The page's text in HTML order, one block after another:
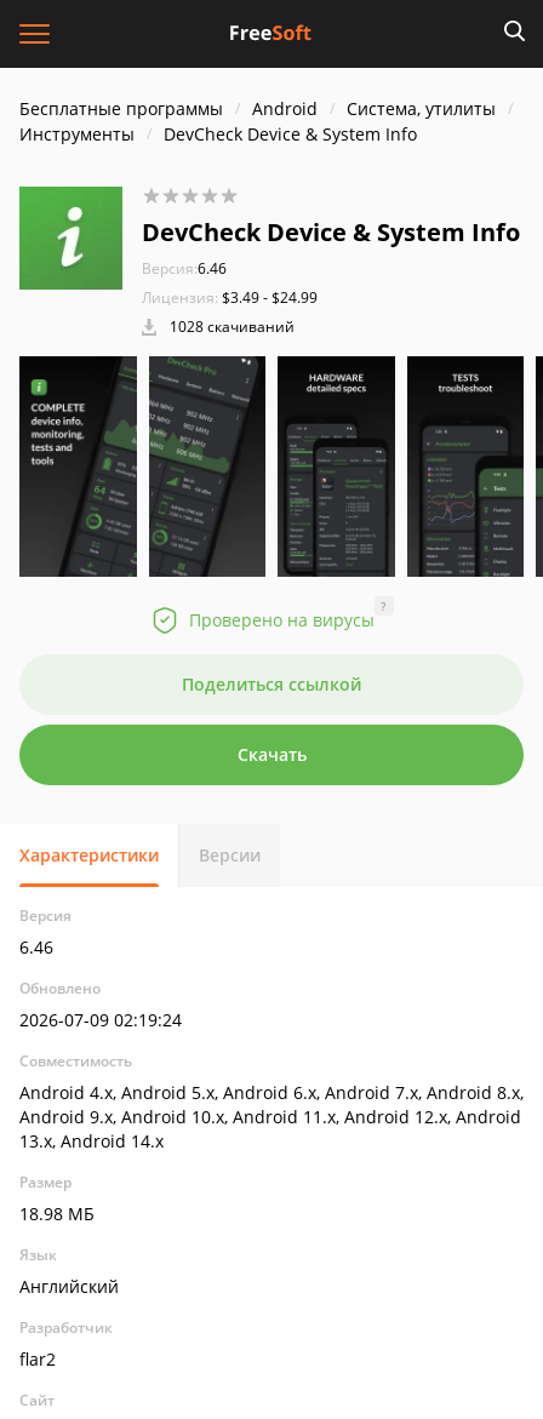
Бесплатные программы Android
Система, утилиты
Инструменты
DevCheck Device & System Info
DevCheck Device & System Info
Версия:6.46
Лицензия: $3.49 - $24.99
1028 скачиваний
Проверено на вирусы
?
Поделиться ссылкой
Скачать
Характеристики Версии
Версия
6.46
Обновлено
2026-07-09 02:19:24
Совместимость
Android 4.x, Android 5.x, Android 6.x, Android 7.x, Android 8.x,
Android 9.x, Android 10.x, Android 11.x, Android 12.x, Android
13.x, Android 14.x
Размер
18.98 МБ
Язык
Английский
Разработчик
flar2
Сайт